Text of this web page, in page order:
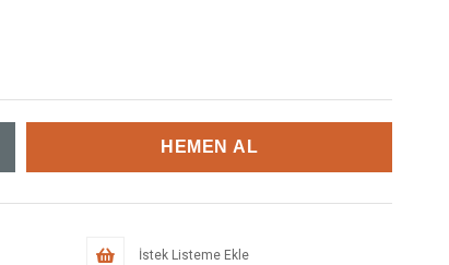
İstek Listeme Ekle